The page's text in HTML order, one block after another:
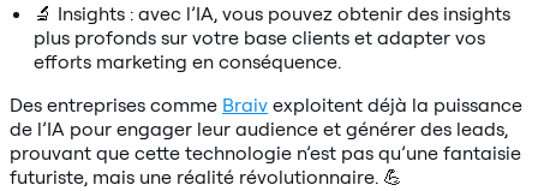
🔬 Insights : avec l’IA, vous pouvez obtenir des insights
plus profonds sur votre base clients et adapter vos
efforts marketing en conséquence.
Des entreprises comme Braiv exploitent déjà la puissance
de l’IA pour engager leur audience et générer des leads,
prouvant que cette technologie n’est pas qu’une fantaisie
futuriste, mais une réalité révolutionnaire. 💪